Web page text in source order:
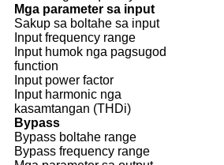
Mga parameter sa input
Sakup sa boltahe sa input
Input frequency range
Input humok nga pagsugod
function
Input power factor
Input harmonic nga
kasamtangan (THDi)
Bypass
Bypass boltahe range
Bypass frequency range